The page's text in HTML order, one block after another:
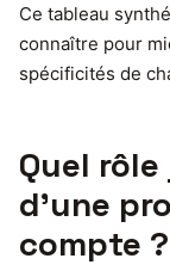
Ce tableau
connaître pour
spécificités de
Quel
d’une
compte ?